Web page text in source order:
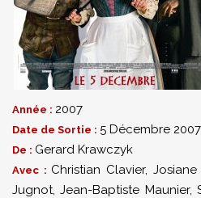
Année : 2007
Date de Sortie : 5 Décembre 2007
De : Gerard Krawczyk
Avec : Christian Clavier,
Jugnot,Jean-Baptiste Maunier,